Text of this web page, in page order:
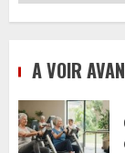
A VOIR